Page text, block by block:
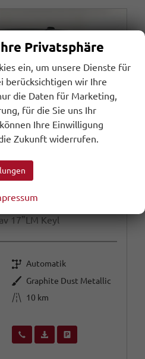
17"LM Keyl
Getriebe Automatik
Außenfarbe Graphite Dust Metallic
Kilometerstand 10 km
Wir rufen Sie anFahrzeugexposé (PDF)
Privatsphäre
ein, um unsere Dienste für
berücksichtigen wir Ihre
die Daten für Marketing,
für die Sie uns Ihr
Ihre Einwilligung
Zukunft widerrufen.